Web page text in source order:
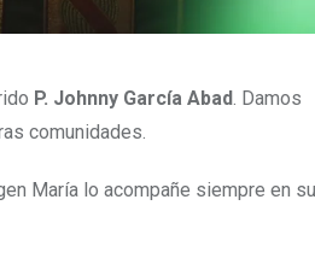
P. Johnny García Abad. Damos
comunidades.
María lo acompañe siempre en su